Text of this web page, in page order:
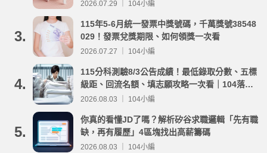
2026.07.29 ｜ 104小編
3.
115年5-6月統一發票中獎號碼，千萬獎號38548
029！發票兌獎期限、如何領獎一次看
2026.07.27 ｜ 104小編
4.
115分科測驗8/3公告成績！最低錄取分數、五標
級距、回流名額、填志願攻略一次看｜104落點
分析
2026.08.03 ｜ 104小編
5.
你真的看懂JD了嗎？解析矽谷求職邏輯「先有職
缺，再有履歷」4區塊找出高薪籌碼
2026.08.03 ｜ 104小編